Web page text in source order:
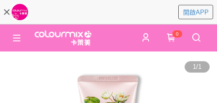
開啟APP
0
1/1